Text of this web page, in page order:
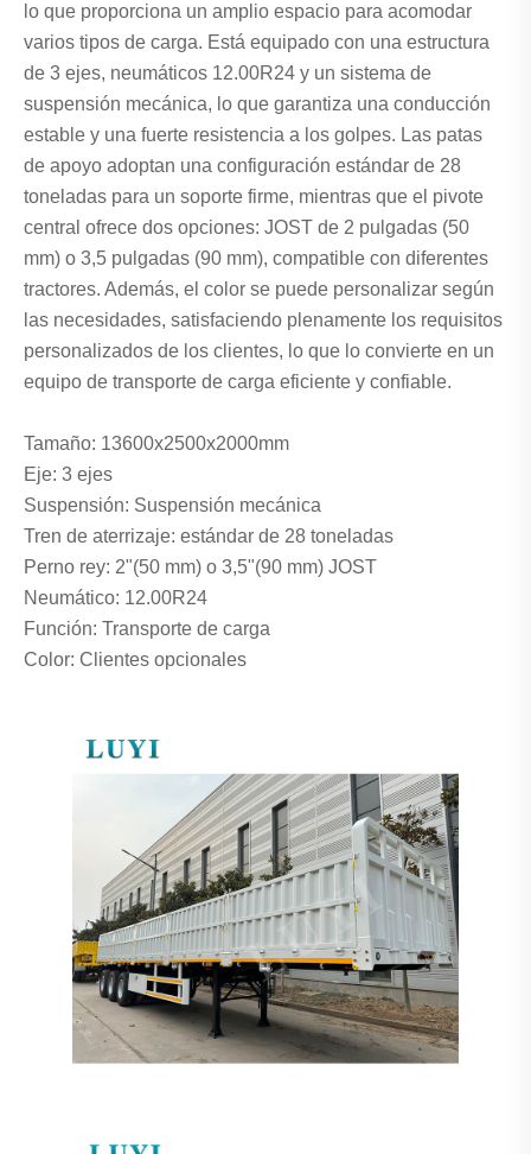
lo que proporciona un amplio espacio para acomodar
varios tipos de carga. Está equipado con una estructura
de 3 ejes, neumáticos 12.00R24 y un sistema de
suspensión mecánica, lo que garantiza una conducción
estable y una fuerte resistencia a los golpes. Las patas
de apoyo adoptan una configuración estándar de 28
toneladas para un soporte firme, mientras que el pivote
central ofrece dos opciones: JOST de 2 pulgadas (50
mm) o 3,5 pulgadas (90 mm), compatible con diferentes
tractores. Además, el color se puede personalizar según
las necesidades, satisfaciendo plenamente los requisitos
personalizados de los clientes, lo que lo convierte en un
equipo de transporte de carga eficiente y confiable.
Tamaño: 13600x2500x2000mm
Eje: 3 ejes
Suspensión: Suspensión mecánica
Tren de aterrizaje: estándar de 28 toneladas
Perno rey: 2"(50 mm) o 3,5"(90 mm) JOST
Neumático: 12.00R24
Función: Transporte de carga
Color: Clientes opcionales